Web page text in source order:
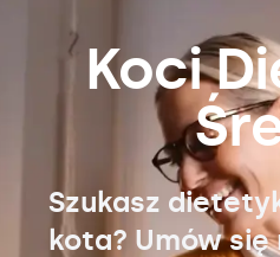
Koci
Szukasz
kota? Umów